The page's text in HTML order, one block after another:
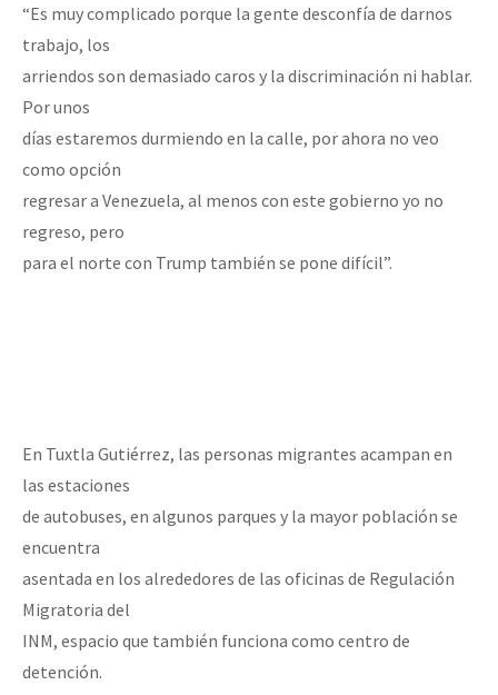
“Es muy complicado porque la gente desconfía de darnos
trabajo, los
arriendos son demasiado caros y la discriminación ni hablar.
Por unos
días estaremos durmiendo en la calle, por ahora no veo
como opción
regresar a Venezuela, al menos con este gobierno yo no
regreso, pero
para el norte con Trump también se pone difícil”.
En Tuxtla Gutiérrez, las personas migrantes acampan en
las estaciones
de autobuses, en algunos parques y la mayor población se
encuentra
asentada en los alrededores de las oficinas de Regulación
Migratoria del
INM, espacio que también funciona como centro de
detención.